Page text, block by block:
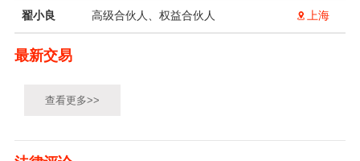
翟小良 高级合伙人、权益合伙人 上海
最新交易
查看更多>>